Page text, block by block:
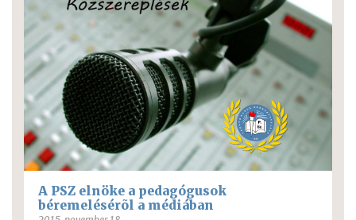
A PSZ elnöke a pedagógusok
béremelésérõl a médiában